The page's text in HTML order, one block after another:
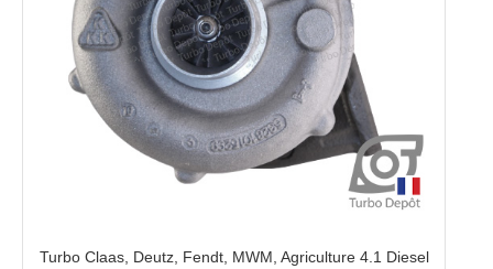
Turbo Claas, Deutz, Fendt, MWM, Agriculture 4.1 Diesel